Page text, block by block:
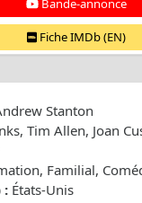
Bande-annonce
Fiche IMDb (EN)
Stanton
Tim Allen, Joan
Familial,
: États-Unis